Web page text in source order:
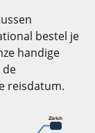
bestel je
handige
reisdatum.